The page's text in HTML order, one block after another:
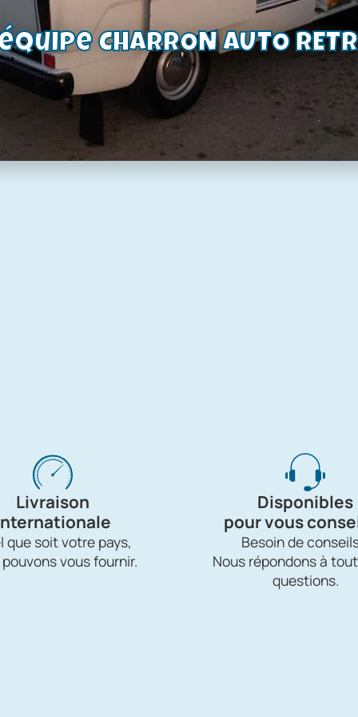
Voir le produit
Livraison
que soit votre pays,
vous fournir.
Disponibles
pour vous
Besoin de
Nous répondons à
questions.
CHARRON AUTO